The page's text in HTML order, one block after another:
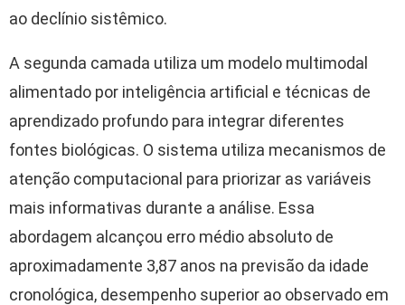
ao declínio sistêmico.
A segunda camada utiliza um modelo multimodal
alimentado por inteligência artificial e técnicas de
aprendizado profundo para integrar diferentes
fontes biológicas. O sistema utiliza mecanismos de
atenção computacional para priorizar as variáveis
mais informativas durante a análise. Essa
abordagem alcançou erro médio absoluto de
aproximadamente 3,87 anos na previsão da idade
cronológica, desempenho superior ao observado em